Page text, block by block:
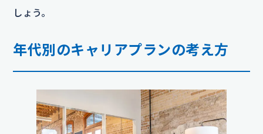
しょう。
年代別のキャリアプランの考え方